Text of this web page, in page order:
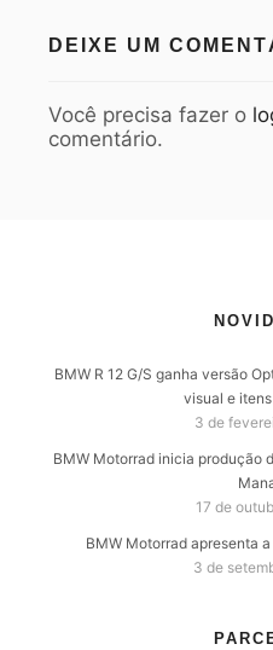
DEIXE UM
Você precisa fazer o
comentário.
BMW R 12 G/S ganha versão
visual e
3 de
BMW Motorrad inicia produção
17 de
BMW Motorrad apresenta
3 de